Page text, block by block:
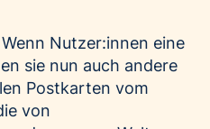
Wenn Nutzer:innen eine
sie nun auch andere
Postkarten vom
von